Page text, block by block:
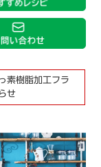
素樹脂加工フラ
せ